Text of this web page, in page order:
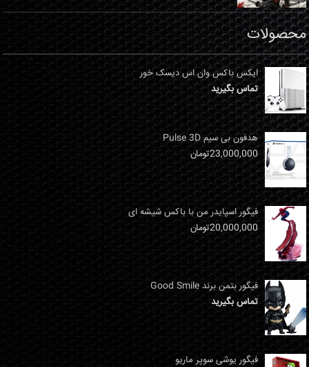
محصولات
ایکس باکس وان اس دیسک خور
تماس بگیرید
هدفون بی سیم Pulse 3D
23,000,000تومان
فیگور اسپایدر من با باکس شیشه ای
20,000,000تومان
فیگور بتمن برند Good Smile
تماس بگیرید
فیگور یوشی سوپر ماریو